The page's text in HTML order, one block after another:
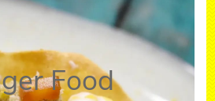
Food